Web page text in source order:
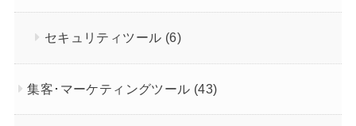
セキュリティツール (6)
集客･マーケティングツール (43)